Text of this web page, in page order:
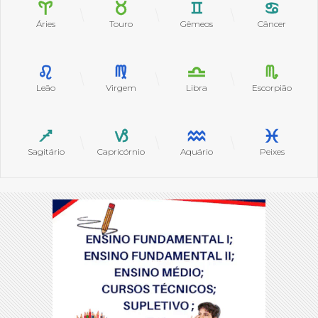
Áries Touro Gêmeos Câncer
Leão Virgem Libra Escorpião
Sagitário Capricórnio Aquário Peixes